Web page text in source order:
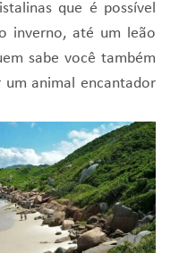
que é possível
inverno, até um leão
sabe você também
animal encantador